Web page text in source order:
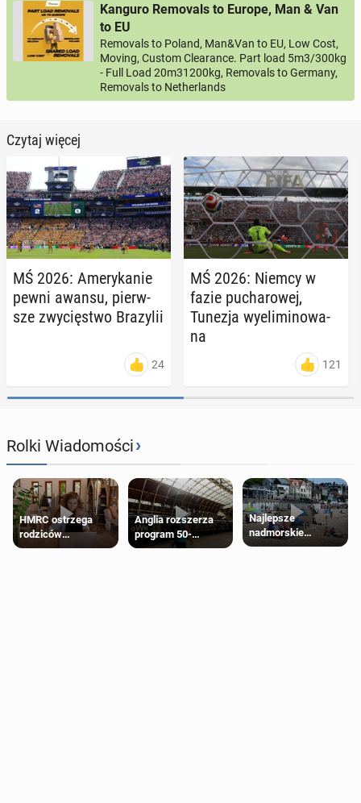
Kanguro Removals to Europe, Man & Van
to EU
Removals to Poland, Man&Van to EU, Low Cost,
Moving, Custom Clearance. Part load 5m3/300kg
- Full Load 20m31200kg, Removals to Germany,
Removals to Netherlands
Czytaj więcej
MŚ 2026: Ame­ry­ka­nie
pewni awansu, pierw­
sze zwy­cię­stwo Bra­zy­lii
24
MŚ 2026: Niemcy w
fazie pu­cha­ro­wej,
Tunezja wy­eli­mi­no­wa­
na
121
Rolki Wiadomości›
HMRC ostrzega
rodziców
pobierających Child
Anglia rozszerza
program 50-
procentowych
Najlepsze
nadmorskie
miasteczko blisko